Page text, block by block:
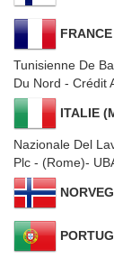
Tunisienne De
Du Nord ‐ Crédit
ITALIE
Nazionale Del
Plc - (Rome)‐